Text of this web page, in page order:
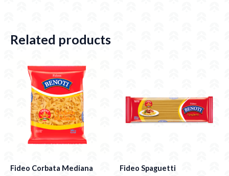
Related products
Fideo Corbata Mediana Fideo Spaguetti